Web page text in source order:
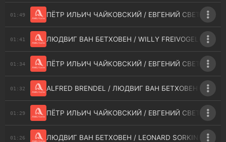
01:49 ПЁТР ИЛЬИЧ ЧАЙКОВСКИЙ / ЕВГЕНИЙ
01:41 ЛЮДВИГ ВАН БЕТХОВЕН / WILLY FREIVOGEL -
01:34 ПЁТР ИЛЬИЧ ЧАЙКОВСКИЙ / ЕВГЕНИЙ
01:32 ALFRED BRENDEL / ЛЮДВИГ ВАН БЕТХОВЕН -
01:29 ПЁТР ИЛЬИЧ ЧАЙКОВСКИЙ / ЕВГЕНИЙ
01:26 ЛЮДВИГ ВАН БЕТХОВЕН / LEONARD SORKIN - STRING